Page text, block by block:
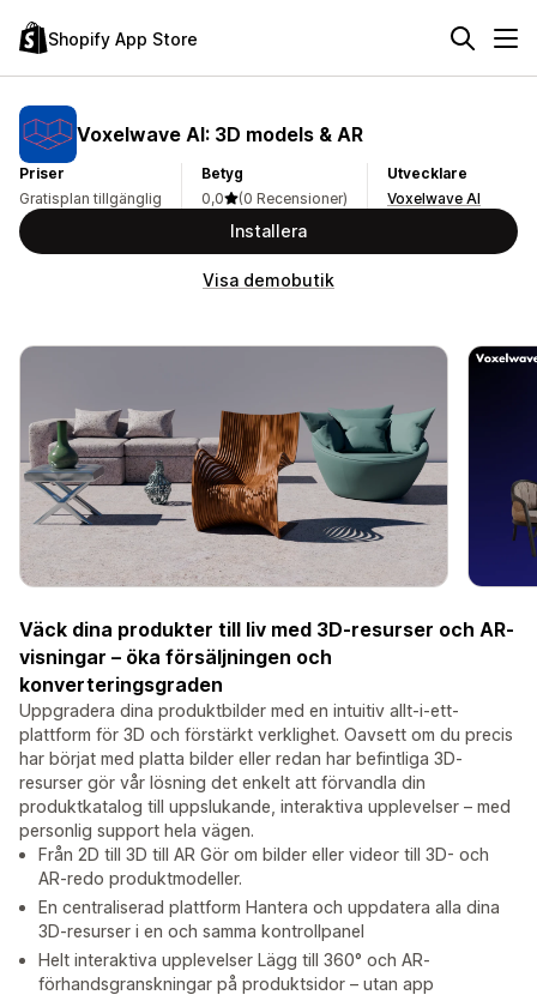
Shopify App Store
Voxelwave AI: 3D models & AR
Priser
Gratisplan tillgänglig
Betyg
0,0
(0 Recensioner)
Utvecklare
Voxelwave AI
Installera
Visa demobutik
Väck dina produkter till liv med 3D-resurser och AR-
visningar – öka försäljningen och
konverteringsgraden
Uppgradera dina produktbilder med en intuitiv allt-i-ett-
plattform för 3D och förstärkt verklighet. Oavsett om du precis
har börjat med platta bilder eller redan har befintliga 3D-
resurser gör vår lösning det enkelt att förvandla din
produktkatalog till uppslukande, interaktiva upplevelser – med
personlig support hela vägen.
Från 2D till 3D till AR Gör om bilder eller videor till 3D- och
AR-redo produktmodeller.
En centraliserad plattform Hantera och uppdatera alla dina
3D-resurser i en och samma kontrollpanel
Helt interaktiva upplevelser Lägg till 360° och AR-
förhandsgranskningar på produktsidor – utan app